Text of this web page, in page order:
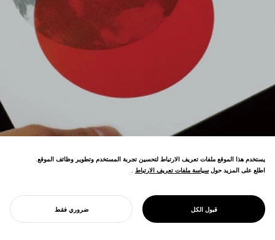
اقتراح اليابان
الرائعة
決する日本」というミッションと詳細な提言
يستخدم هذا الموقع ملفات تعريف الارتباط لتحسين تجربة المستخدم وتطوير وظائف الموقع.
اطلع على المزيد حول سياسة ملفات تعريف الارتباط
سياسة ملفات تعريف الارتباط .
قبول الكل ضروري فقط